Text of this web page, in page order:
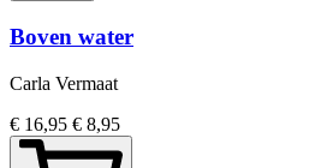
Boven water
Carla Vermaat
€ 16,95 € 8,95